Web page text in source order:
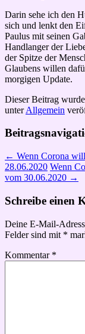
Darin sehe ich den
sich und lenkt den
Paulus mit seinen
Handlanger der
der Spitze der
Glaubens willen
morgigen Update.
Dieser Beitrag
unterAllgemein
← Wenn Corona
28.06.2020 Wenn
vom 30.06.2020 →
Schreibe einen
Deine E-Mail-
Felder sind mit *
Kommentar *